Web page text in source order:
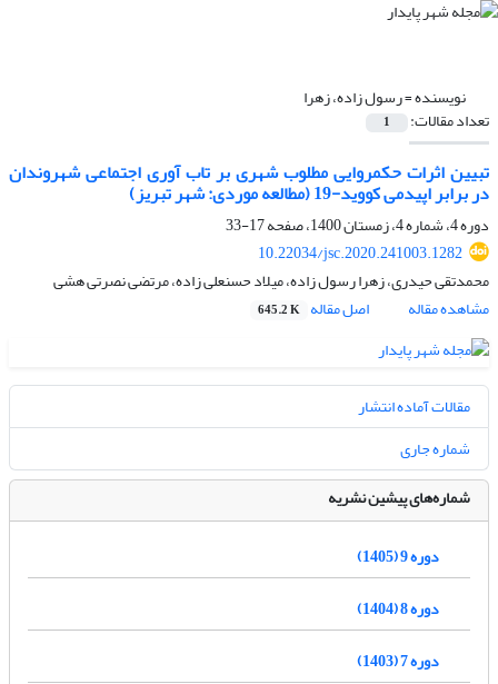
نویسنده =رسول زاده، زهرا
تعداد مقالات: 1
تبیین اثرات حکمروایی مطلوب شهری بر تاب آوری اجتماعی شهروندان
در برابر اپیدمی کووید-19 (مطالعه موردی: شهر تبریز)
دوره 4، شماره 4، زمستان 1400، صفحه
17-33
10.22034/jsc.2020.241003.1282
محمدتقی حیدری، زهرا رسول زاده، میلاد حسنعلی زاده، مرتضی نصرتی هشی
مشاهده مقاله
اصل مقاله 645.2 K
مقالات آماده انتشار
شماره جاری
شماره‌های پیشین نشریه
دوره 9 (1405)
دوره 8 (1404)
دوره 7 (1403)